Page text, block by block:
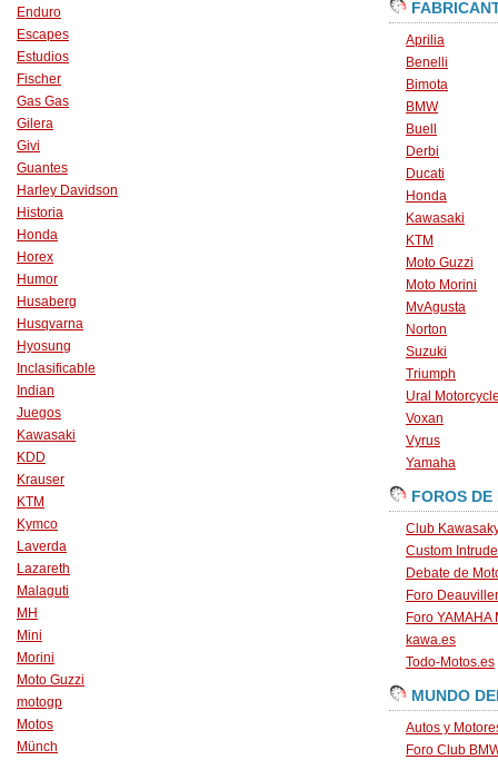
Enduro
Escapes
Estudios
Fischer
Gas Gas
Gilera
Givi
Guantes
Harley Davidson
Historia
Honda
Horex
Humor
Husaberg
Husqvarna
Hyosung
Inclasificable
Indian
Juegos
Kawasaki
KDD
Krauser
KTM
Kymco
Laverda
Lazareth
Malaguti
MH
Mini
Morini
Moto Guzzi
motogp
Motos
Münch
Aprilia
Benelli
Bimota
BMW
Buell
Derbi
Ducati
Honda
Kawasaki
KTM
Moto Guzzi
Moto Morini
MvAgusta
Norton
Suzuki
Triumph
Ural
Voxan
Vyrus
Yamaha
FOROS DE
Club
Custom
Debate de
Foro
Foro YAMAHA
kawa.es
Todo-Motos.es
MUNDO
Autos y
Foro Club